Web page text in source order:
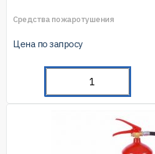
Средства пожаротушения
Цена по запросу